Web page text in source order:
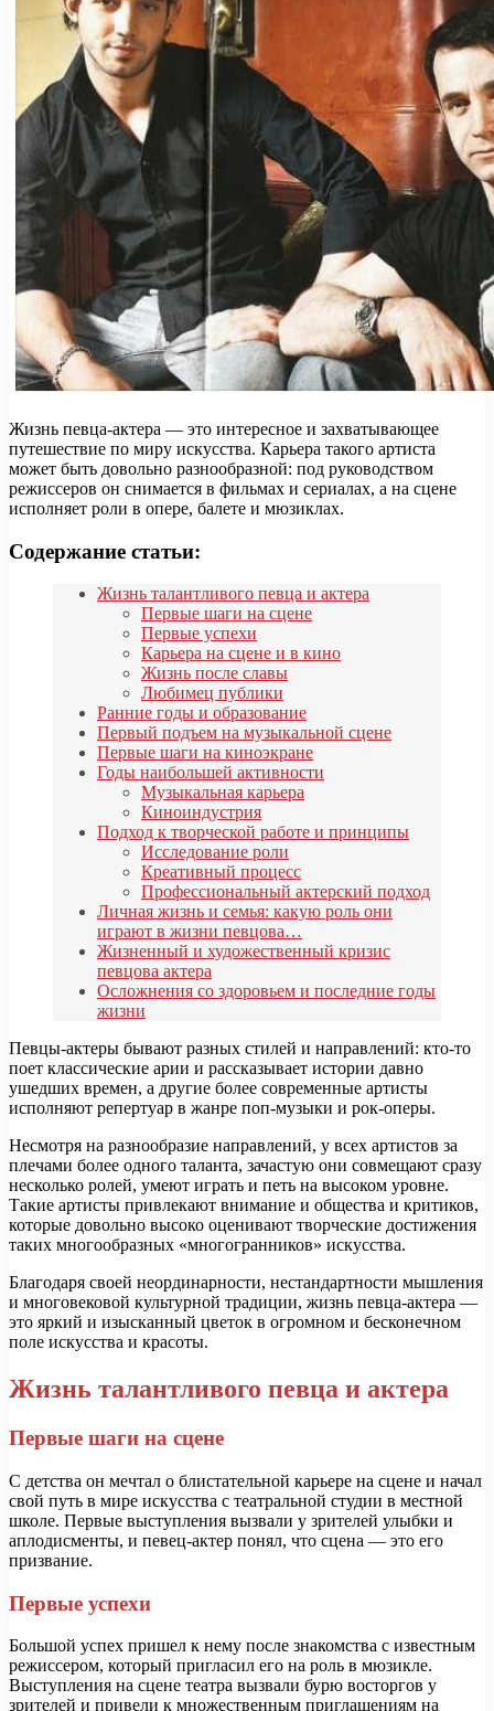
Жизнь певца-актера — это интересное и захватывающее
путешествие по миру искусства. Карьера такого артиста
может быть довольно разнообразной: под руководством
режиссеров он снимается в фильмах и сериалах, а на сцене
исполняет роли в опере, балете и мюзиклах.
Содержание статьи:
Жизнь талантливого певца и актера
Первые шаги на сцене
Первые успехи
Карьера на сцене и в кино
Жизнь после славы
Любимец публики
Ранние годы и образование
Первый подъем на музыкальной сцене
Первые шаги на киноэкране
Годы наибольшей активности
Музыкальная карьера
Киноиндустрия
Подход к творческой работе и принципы
Исследование роли
Креативный процесс
Профессиональный актерский подход
Личная жизнь и семья: какую роль они
играют в жизни певцова…
Жизненный и художественный кризис
певцова актера
Осложнения со здоровьем и последние годы
жизни
Певцы-актеры бывают разных стилей и направлений: кто-то
поет классические арии и рассказывает истории давно
ушедших времен, а другие более современные артисты
исполняют репертуар в жанре поп-музыки и рок-оперы.
Несмотря на разнообразие направлений, у всех артистов за
плечами более одного таланта, зачастую они совмещают сразу
несколько ролей, умеют играть и петь на высоком уровне.
Такие артисты привлекают внимание и общества и критиков,
которые довольно высоко оценивают творческие достижения
таких многообразных «многогранников» искусства.
Благодаря своей неординарности, нестандартности мышления
и многовековой культурной традиции, жизнь певца-актера —
это яркий и изысканный цветок в огромном и бесконечном
поле искусства и красоты.
Жизнь талантливого певца и актера
Первые шаги на сцене
С детства он мечтал о блистательной карьере на сцене и начал
свой путь в мире искусства с театральной студии в местной
школе. Первые выступления вызвали у зрителей улыбки и
аплодисменты, и певец-актер понял, что сцена — это его
призвание.
Первые успехи
Большой успех пришел к нему после знакомства с известным
режиссером, который пригласил его на роль в мюзикле.
Выступления на сцене театра вызвали бурю восторгов у
зрителей и привели к множественным приглашениям на